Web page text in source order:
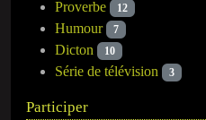
Proverbe 12
Humour 7
Dicton 10
Série de télévision 3
Participer